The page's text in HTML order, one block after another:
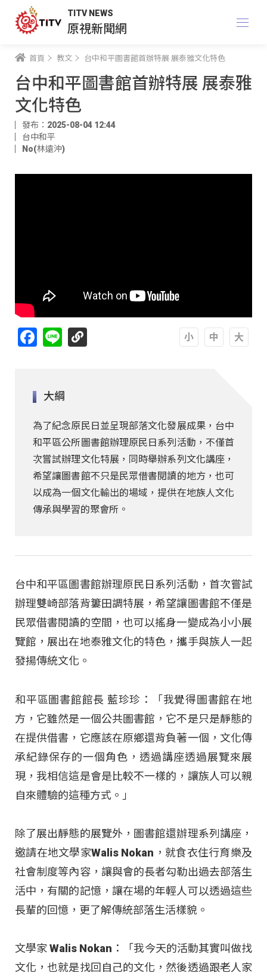
TITV NEWS
原視新聞網
首頁 教文 台中和平圖書館首辦特展 展泰雅文化特色
台中和平圖書館首辦特展 展泰雅
文化特色
發布：2025-08-04 12:44
台中和平
No(林遠沖)
Facebook
Line
大綱
為了紀念原民日並呈現部落文化發展成果，台中
和平區公所圖書館辦理原民日系列活動，不僅首
次嘗試辦理文化特展，同時舉辦系列文化講座，
希望讓圖書館不只是民眾借書閱讀的地方，也可
以成為一個文化輸出的場域，提供在地族人文化
傳承與學習的聚會所。
台中和平區圖書館辦理原民日系列活動，首次嘗試
辦理雙崎部落背簍田調特展，希望讓圖書館不僅是
民眾借書閱讀的空間，也可以搖身一變成為小小展
覽館，展出在地泰雅文化的特色，攜手與族人一起
發揚傳統文化。
和平區圖書館館長 藍珍珍：「我覺得圖書館在地
方，它雖然是一個公共圖書館，它不是只是靜態的
在提供借書，它應該在原鄉還背負著一個，文化傳
承紀錄保存的一個角色，透過講座透過展覽來展
現，我相信這是會是比較不一樣的，讓族人可以親
自來體驗的這種方式。」
除了展出靜態的展覽外，圖書館還辦理系列講座，
邀請在地文學家Walis Nokan，就食衣住行育樂及
社會制度等內容，讓與會的長者勾勒出過去部落生
活中，有關的記憶，讓在場的年輕人可以透過這些
長輩的回憶，更了解傳統部落生活樣貌。
文學家 Walis Nokan：「我今天的活動其實叫做找
文化，也就是找回自己的文化，然後透過跟老人家